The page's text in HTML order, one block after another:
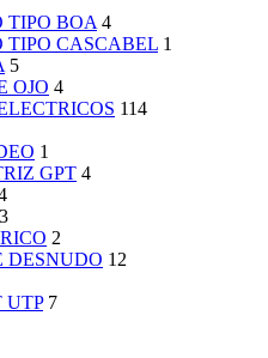
TIPO BOA 4
TIPO CASCABEL 1
5
OJO 4
114
1
GPT 4
3
2
DESNUDO 12
UTP 7